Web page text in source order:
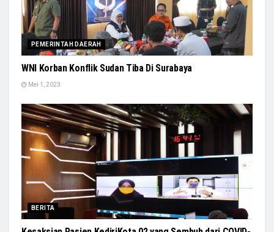
PEMERINTAH DAERAH
WNI Korban Konflik Sudan Tiba Di Surabaya
Mei 1, 2023
BERITA